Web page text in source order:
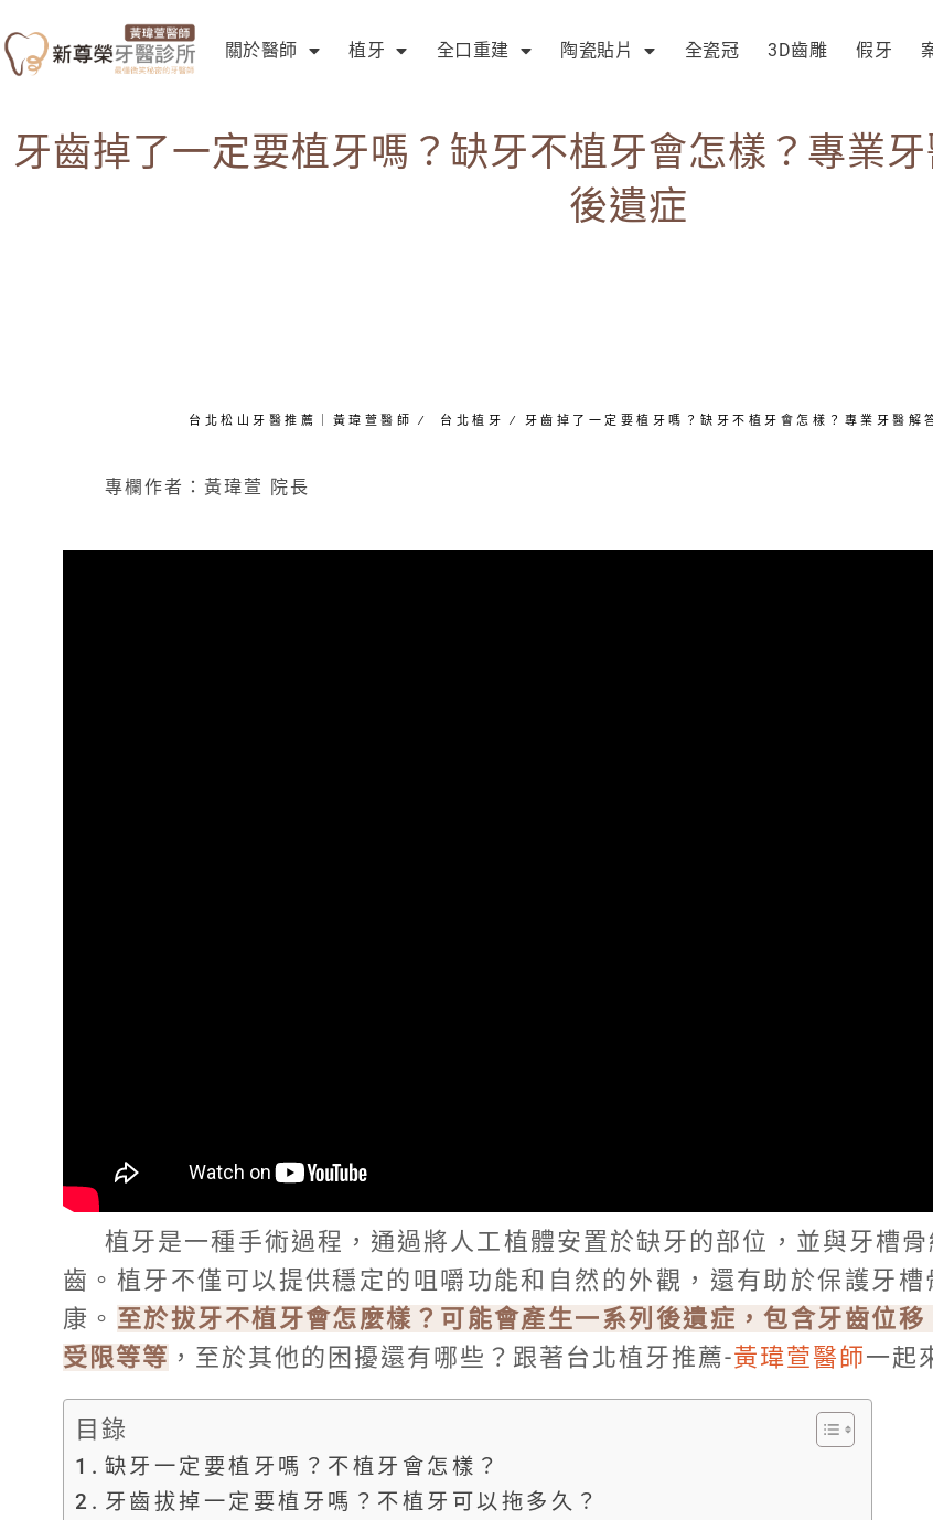
關於醫師 植牙 全口重建 陶瓷貼片 全瓷冠 3D齒雕 假牙
牙齒掉了一定要植牙嗎？缺牙不植牙會怎樣？專業
後遺症
台北松山牙醫推薦｜黃瑋萱醫師 ∕ 台北植牙 ∕ 牙齒掉了一定要植牙嗎？缺牙不植牙會怎樣？專業牙醫解
專欄作者：黃瑋萱 院長
植牙是一種手術過程，通過將人工植體安置於缺牙的部位，並與牙槽
齒。植牙不僅可以提供穩定的咀嚼功能和自然的外觀，還有助於保護牙
康。 至於拔牙不植牙會怎麼樣？可能會產生一系列後遺症，包含牙齒位
受限等等 ，至於其他的困擾還有哪些？跟著台北植牙推薦-黃瑋萱醫師一起
目錄
缺牙一定要植牙嗎？不植牙會怎樣？
牙齒拔掉一定要植牙嗎？不植牙可以拖多久？